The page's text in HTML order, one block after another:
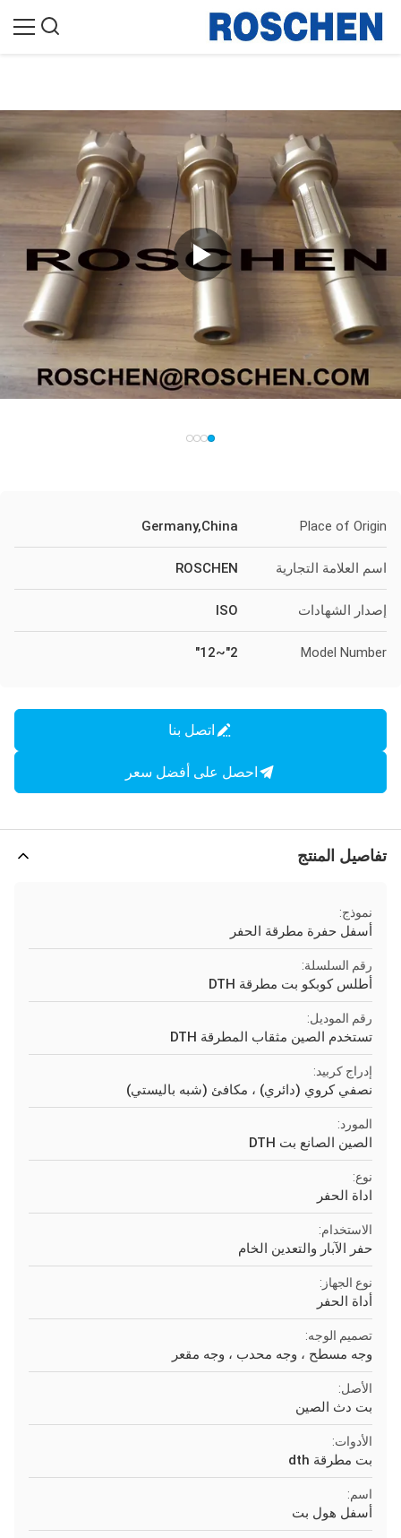
Place of Origin
Germany,China
اسم العلامة التجارية ROSCHEN
إصدار الشهادات ISO
Model Number
2"~12"
اتصل بنا
احصل على أفضل سعر
تفاصيل المنتج
نموذج:
أسفل حفرة مطرقة الحفر
رقم السلسلة:
أطلس كوبكو بت مطرقة DTH
رقم الموديل:
تستخدم الصين مثقاب المطرقة DTH
إدراج كربيد:
نصفي كروي (دائري) ، مكافئ (شبه باليستي)
المورد:
الصين الصانع بت DTH
نوع:
اداة الحفر
الاستخدام:
حفر الآبار والتعدين الخام
نوع الجهاز:
أداة الحفر
تصميم الوجه:
وجه مسطح ، وجه محدب ، وجه مقعر
الأصل:
بت دث الصين
الأدوات:
بت مطرقة dth
اسم:
أسفل هول بت